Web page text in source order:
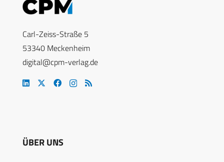
Carl-Zeiss-Straße 5
53340 Meckenheim
digital@cpm-verlag.de
ÜBER UNS